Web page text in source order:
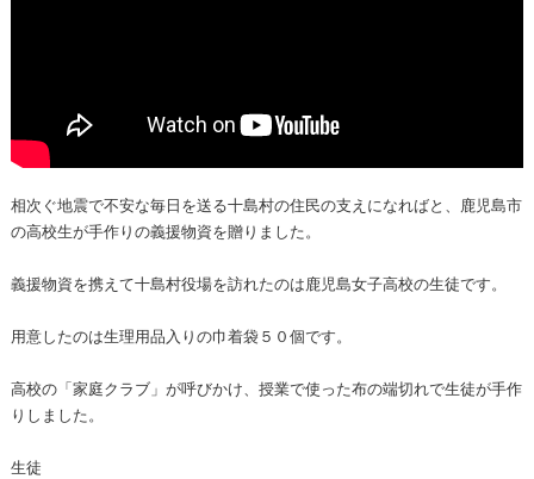
相次ぐ地震で不安な毎日を送る十島村の住民の支えになればと、鹿児島市
の高校生が手作りの義援物資を贈りました。
義援物資を携えて十島村役場を訪れたのは鹿児島女子高校の生徒です。
用意したのは生理用品入りの巾着袋５０個です。
高校の「家庭クラブ」が呼びかけ、授業で使った布の端切れで生徒が手作
りしました。
生徒